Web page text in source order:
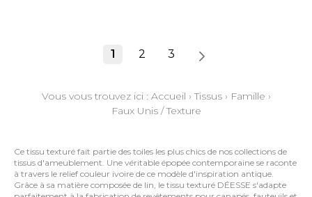
1 2 3
Vous vous trouvez ici : Accueil ›Tissus› Famille ›
Faux Unis / Texture
Ce tissu texturé fait partie des toiles les plus chics de nos collections de
tissus d'ameublement. Une véritable épopée contemporaine se raconte
à travers le relief couleur ivoire de ce modèle d'inspiration antique.
Grâce à sa matière composée de lin, le tissu texturé DÉESSE s'adapte